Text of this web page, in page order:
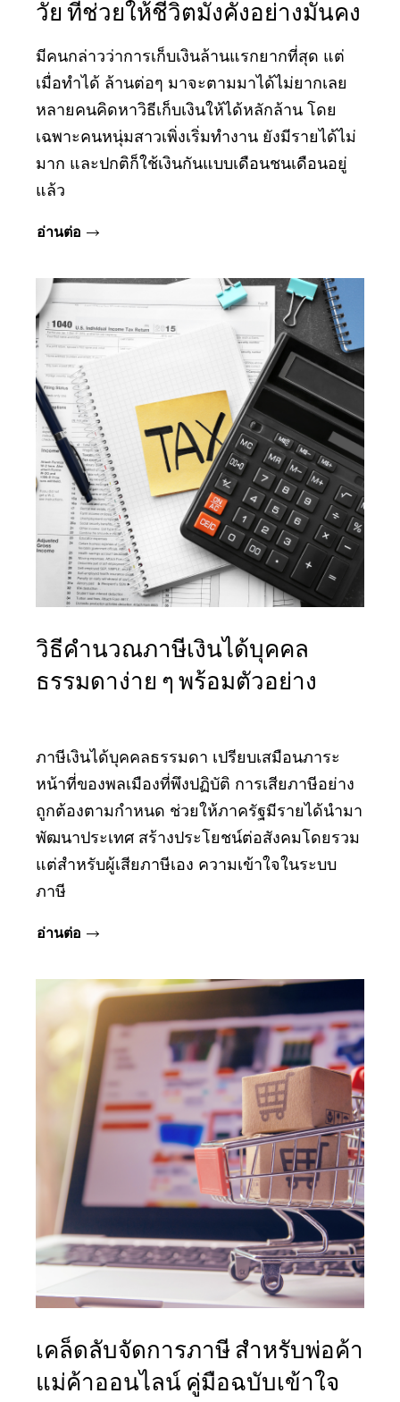
วัย ที่ช่วยให้ชีวิตมั่งคั่งอย่างมั่นคง
มีคนกล่าวว่าการเก็บเงินล้านแรกยากที่สุด แต่
เมื่อทำได้ ล้านต่อๆ มาจะตามมาได้ไม่ยากเลย
หลายคนคิดหาวิธีเก็บเงินให้ได้หลักล้าน โดย
เฉพาะคนหนุ่มสาวเพิ่งเริ่มทำงาน ยังมีรายได้ไม่
มาก และปกติก็ใช้เงินกันแบบเดือนชนเดือนอยู่
แล้ว
อ่านต่อ
วิธีคำนวณภาษีเงินได้บุคคล
ธรรมดาง่าย ๆ พร้อมตัวอย่าง
ภาษีเงินได้บุคคลธรรมดา เปรียบเสมือนภาระ
หน้าที่ของพลเมืองที่พึงปฏิบัติ การเสียภาษีอย่าง
ถูกต้องตามกำหนด ช่วยให้ภาครัฐมีรายได้นำมา
พัฒนาประเทศ สร้างประโยชน์ต่อสังคมโดยรวม
แต่สำหรับผู้เสียภาษีเอง ความเข้าใจในระบบ
ภาษี
อ่านต่อ
เคล็ดลับจัดการภาษี สำหรับพ่อค้า
แม่ค้าออนไลน์ คู่มือฉบับเข้าใจ